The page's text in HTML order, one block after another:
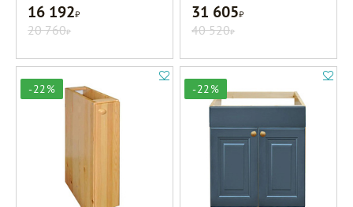
16 192Р
20 760Р
31 605Р
40 520Р
-22% -22%